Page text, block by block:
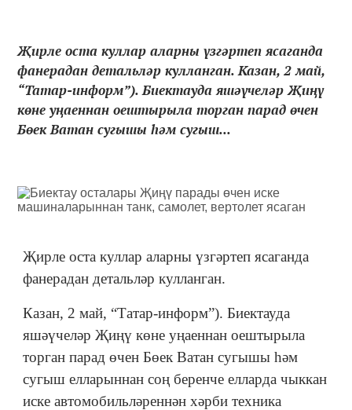
Җирле оста куллар аларны үзгәртеп ясаганда
фанерадан детальләр кулланган. Казан, 2 май,
“Татар-информ”). Биектауда яшәүчеләр Җиңү
көне уңаеннан оештырыла торган парад өчен
Бөек Ватан сугышы һәм сугыш...
Җирле оста куллар аларны үзгәртеп ясаганда
фанерадан детальләр кулланган.
Казан, 2 май, “Татар-информ”). Биектауда
яшәүчеләр Җиңү көне уңаеннан оештырыла
торган парад өчен Бөек Ватан сугышы һәм
сугыш елларыннан соң беренче елларда чыккан
иске автомобильләреннән хәрби техника